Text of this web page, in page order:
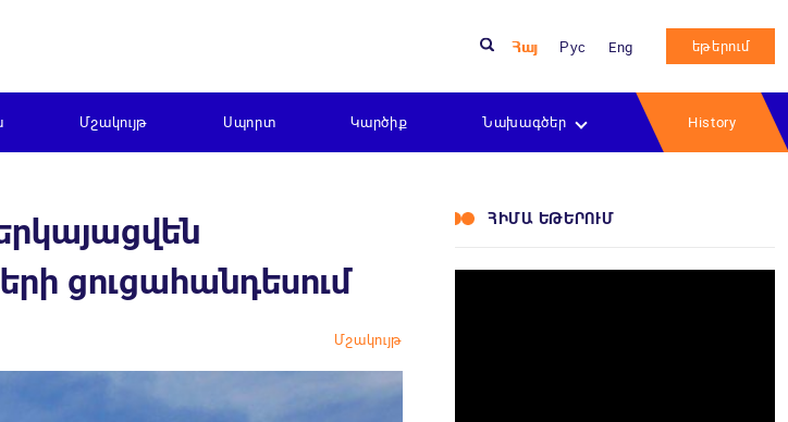
Հայ Рус Eng եթերում
Մշակույթ Սպորտ Կարծիք Նախագծեր History
ցուցահանդեսում
Մշակույթ
ՀԻՄԱ ԵԹԵՐՈՒՄ